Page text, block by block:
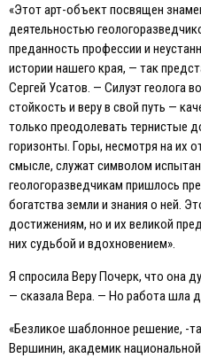
«Этот арт-объект посвящен
деятельностью
преданность профессии и
истории нашего края, — так
Сергей Усатов. — Силуэт геолога
стойкость и веру в свой путь —
только преодолевать тернистые
горизонты. Горы, несмотря на их
смысле, служат символом
геологоразведчикам пришлось
богатства земли и знания о ней.
достижениям, но и их великой
них судьбой и вдохновением».
Я спросила Веру Почерк, что она
— сказала Вера. — Но работа шла
«Безликое шаблонное решение, -
Вершинин, академик